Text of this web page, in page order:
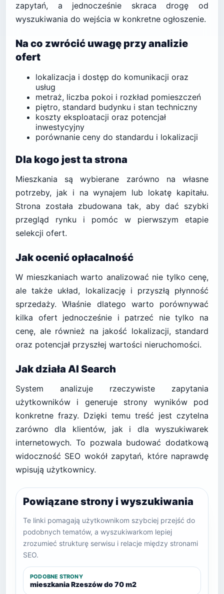
zapytań, a jednocześnie skraca drogę od
wyszukiwania do wejścia w konkretne ogłoszenie.
Na co zwrócić uwagę przy analizie
ofert
lokalizacja i dostęp do komunikacji oraz
usług
metraż, liczba pokoi i rozkład pomieszczeń
piętro, standard budynku i stan techniczny
koszty eksploatacji oraz potencjał
inwestycyjny
porównanie ceny do standardu i lokalizacji
Dla kogo jest ta strona
Mieszkania są wybierane zarówno na własne
potrzeby, jak i na wynajem lub lokatę kapitału.
Strona została zbudowana tak, aby dać szybki
przegląd rynku i pomóc w pierwszym etapie
selekcji ofert.
Jak ocenić opłacalność
W mieszkaniach warto analizować nie tylko cenę,
ale także układ, lokalizację i przyszłą płynność
sprzedaży. Właśnie dlatego warto porównywać
kilka ofert jednocześnie i patrzeć nie tylko na
cenę, ale również na jakość lokalizacji, standard
oraz potencjał przyszłej wartości nieruchomości.
Jak działa AI Search
System analizuje rzeczywiste zapytania
użytkowników i generuje strony wyników pod
konkretne frazy. Dzięki temu treść jest czytelna
zarówno dla klientów, jak i dla wyszukiwarek
internetowych. To pozwala budować dodatkową
widoczność SEO wokół zapytań, które naprawdę
wpisują użytkownicy.
Powiązane strony i wyszukiwania
Te linki pomagają użytkownikom szybciej przejść do
podobnych tematów, a wyszukiwarkom lepiej
zrozumieć strukturę serwisu i relacje między stronami
SEO.
PODOBNE STRONY
mieszkania Rzeszów do 70 m2